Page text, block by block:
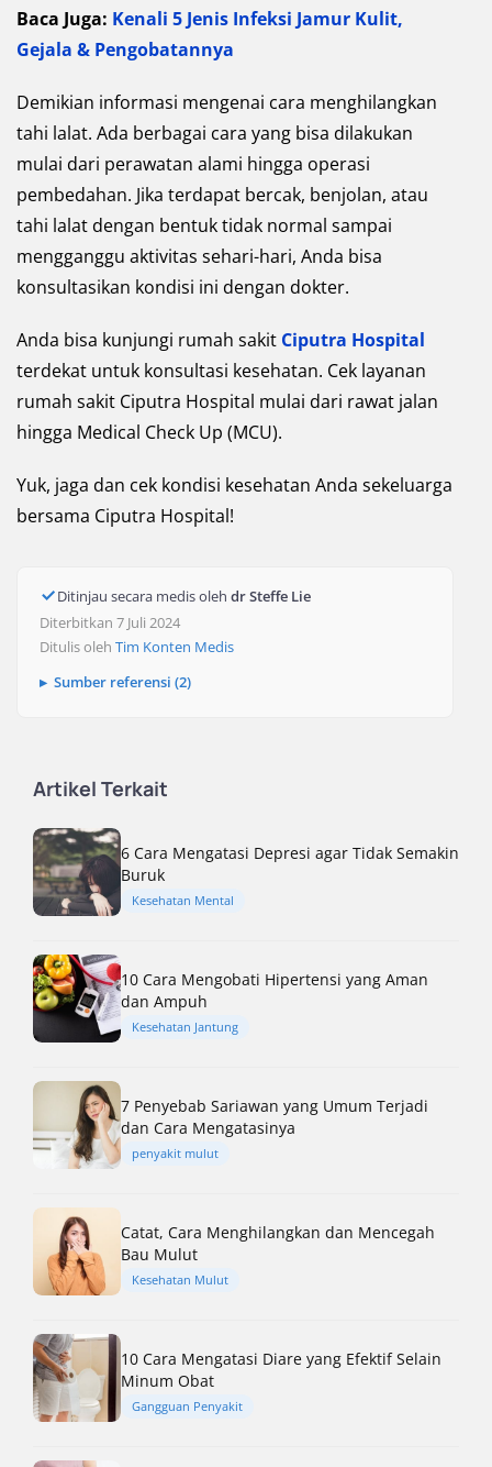
Baca Juga: Kenali 5 Jenis Infeksi Jamur Kulit,
Gejala & Pengobatannya
Demikian informasi mengenai cara menghilangkan
tahi lalat. Ada berbagai cara yang bisa dilakukan
mulai dari perawatan alami hingga operasi
pembedahan. Jika terdapat bercak, benjolan, atau
tahi lalat dengan bentuk tidak normal sampai
mengganggu aktivitas sehari-hari, Anda bisa
konsultasikan kondisi ini dengan dokter.
Anda bisa kunjungi rumah sakit Ciputra Hospital
terdekat untuk konsultasi kesehatan. Cek layanan
rumah sakit Ciputra Hospital mulai dari rawat jalan
hingga Medical Check Up (MCU).
Yuk, jaga dan cek kondisi kesehatan Anda sekeluarga
bersama Ciputra Hospital!
Ditinjau secara medis oleh dr Steffe Lie
Diterbitkan 7 Juli 2024
Ditulis oleh Tim Konten Medis
Sumber referensi (2)
Artikel Terkait
6 Cara Mengatasi Depresi agar Tidak Semakin
Buruk
Kesehatan Mental
10 Cara Mengobati Hipertensi yang Aman
dan Ampuh
Kesehatan Jantung
7 Penyebab Sariawan yang Umum Terjadi
dan Cara Mengatasinya
penyakit mulut
Catat, Cara Menghilangkan dan Mencegah
Bau Mulut
Kesehatan Mulut
10 Cara Mengatasi Diare yang Efektif Selain
Minum Obat
Gangguan Penyakit